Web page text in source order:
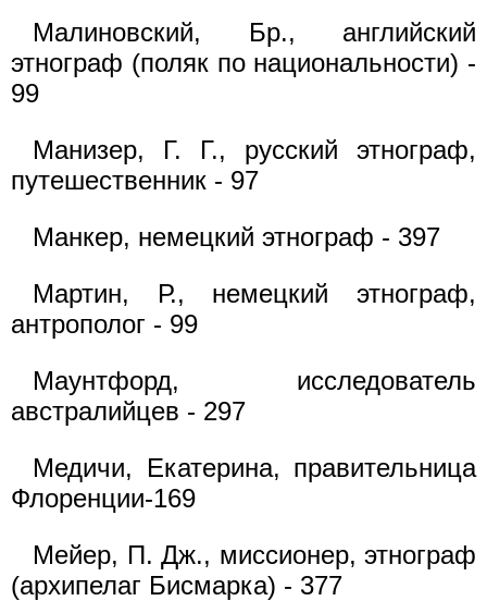
Малиновский, Бр., английский
этнограф (поляк по национальности) -
99
Манизер, Г. Г., русский этнограф,
путешественник - 97
Манкер, немецкий этнограф - 397
Мартин, Р., немецкий этнограф,
антрополог - 99
Маунтфорд, исследователь
австралийцев - 297
Медичи, Екатерина, правительница
Флоренции-169
Мейер, П. Дж., миссионер, этнограф
(архипелаг Бисмарка) - 377